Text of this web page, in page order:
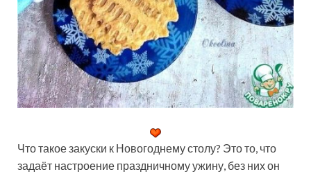
Что такое закуски к Новогоднему столу? Это то, что
задаёт настроение праздничному ужину, без них он